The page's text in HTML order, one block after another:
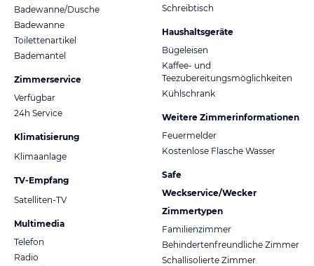
Badewanne/Dusche
Badewanne
Toilettenartikel
Bademantel
Zimmerservice
Verfügbar
24h Service
Klimatisierung
Klimaanlage
TV-Empfang
Satelliten-TV
Multimedia
Telefon
Radio
Schreibtisch
Haushaltsgeräte
Bügeleisen
Kaffee- und
Teezubereitungsmöglichkeiten
Kühlschrank
Weitere Zimmerinformationen
Feuermelder
Kostenlose Flasche Wasser
Safe
Weckservice/Wecker
Zimmertypen
Familienzimmer
Behindertenfreundliche Zimmer
Schallisolierte Zimmer